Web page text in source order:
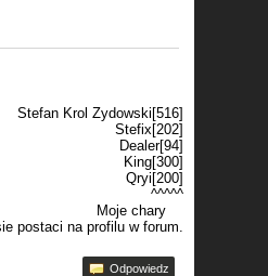
Stefan Krol Zydowski[516]
Stefix[202]
Dealer[94]
King[300]
Qryi[200]
^^^^^
Moje chary
postaci na profilu w forum.
Odpowiedz